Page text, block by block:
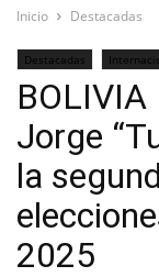
Inicio Destacadas
Destacadas
Jorge
la
2025